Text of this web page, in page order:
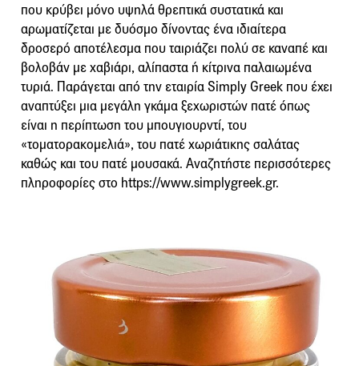
που κρύβει μόνο υψηλά θρεπτικά συστατικά και
αρωματίζεται με δυόσμο δίνοντας ένα ιδιαίτερα
δροσερό αποτέλεσμα που ταιριάζει πολύ σε καναπέ και
βολοβάν με χαβιάρι, αλίπαστα ή κίτρινα παλαιωμένα
τυριά. Παράγεται από την εταιρία Simply Greek που έχει
αναπτύξει μια μεγάλη γκάμα ξεχωριστών πατέ όπως
είναι η περίπτωση του μπουγιουρντί, του
«τοματορακομελιά», του πατέ χωριάτικης σαλάτας
καθώς και του πατέ μουσακά. Αναζητήστε περισσότερες
πληροφορίες στο https://www.simplygreek.gr.